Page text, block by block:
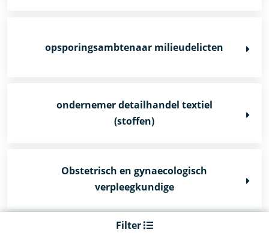
opsporingsambtenaar milieudelicten
ondernemer detailhandel textiel
(stoffen)
Obstetrisch en gynaecologisch
verpleegkundige
Filter